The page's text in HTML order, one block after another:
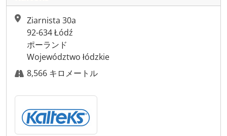
Ziarnista 30a
92-634 Łódź
ポーランド
Województwo łódzkie
8,566 キロメートル